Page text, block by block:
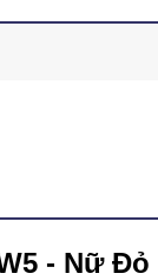
- Nữ Đỏ